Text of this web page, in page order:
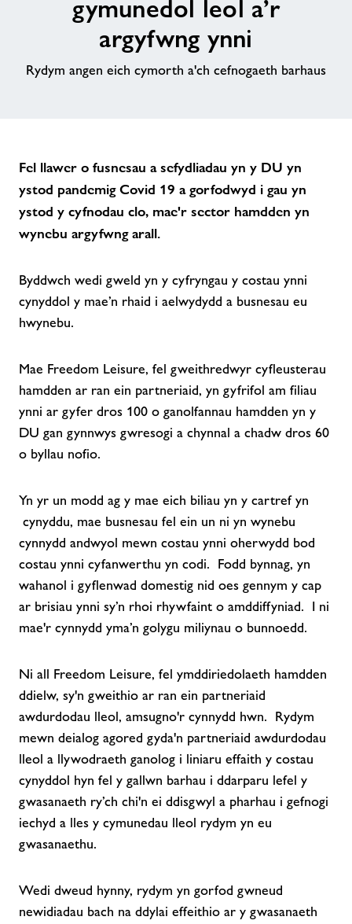
Amdanon ni
Swyddi
gymunedol leol a’r
argyfwng ynni
Rydym angen eich cymorth a'ch cefnogaeth barhaus
Fel llawer o fusnesau a sefydliadau yn y DU yn
ystod pandemig Covid 19 a gorfodwyd i gau yn
ystod y cyfnodau clo, mae'r sector hamdden yn
wynebu argyfwng arall.
Byddwch wedi gweld yn y cyfryngau y costau ynni
cynyddol y mae’n rhaid i aelwydydd a busnesau eu
hwynebu.
Mae Freedom Leisure, fel gweithredwyr cyfleusterau
hamdden ar ran ein partneriaid, yn gyfrifol am filiau
ynni ar gyfer dros 100 o ganolfannau hamdden yn y
DU gan gynnwys gwresogi a chynnal a chadw dros 60
o byllau nofio.
Yn yr un modd ag y mae eich biliau yn y cartref yn
cynyddu, mae busnesau fel ein un ni yn wynebu
cynnydd andwyol mewn costau ynni oherwydd bod
costau ynni cyfanwerthu yn codi. Fodd bynnag, yn
wahanol i gyflenwad domestig nid oes gennym y cap
ar brisiau ynni sy’n rhoi rhywfaint o amddiffyniad. I ni
mae'r cynnydd yma’n golygu miliynau o bunnoedd.
Ni all Freedom Leisure, fel ymddiriedolaeth hamdden
ddielw, sy'n gweithio ar ran ein partneriaid
awdurdodau lleol, amsugno'r cynnydd hwn. Rydym
mewn deialog agored gyda'n partneriaid awdurdodau
lleol a llywodraeth ganolog i liniaru effaith y costau
cynyddol hyn fel y gallwn barhau i ddarparu lefel y
gwasanaeth ry’ch chi'n ei ddisgwyl a pharhau i gefnogi
iechyd a lles y cymunedau lleol rydym yn eu
gwasanaethu.
Wedi dweud hynny, rydym yn gorfod gwneud
newidiadau bach na ddylai effeithio ar y gwasanaeth